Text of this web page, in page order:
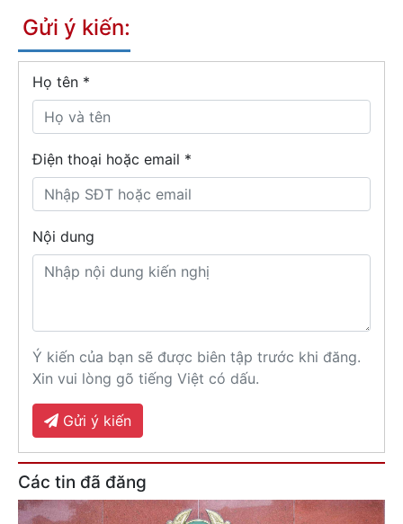
Gửi ý kiến:
Họ tên *
Điện thoại hoặc email *
Nội dung
Ý kiến của bạn sẽ được biên tập trước khi đăng.
Xin vui lòng gõ tiếng Việt có dấu.
Gửi ý kiến
Các tin đã đăng